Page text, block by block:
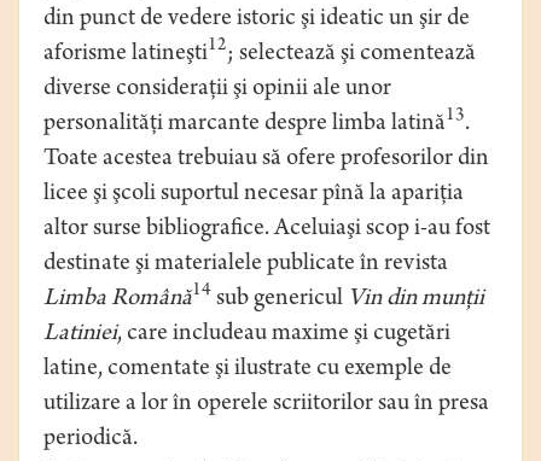
din punct de vedere istoric şi ideatic un şir de
aforisme latineşti12; selectează şi comentează
diverse consideraţii şi opinii ale unor
personalităţi marcante despre limba latină13.
Toate acestea trebuiau să ofere profesorilor din
licee şi şcoli suportul necesar pînă la apariţia
altor surse bibliografice. Aceluiaşi scop i-au fost
destinate şi materialele publicate în revista
Limba Română14 sub genericul Vin din munţii
Latiniei, care includeau maxime şi cugetări
latine, comentate şi ilustrate cu exemple de
utilizare a lor în operele scriitorilor sau în presa
periodică.